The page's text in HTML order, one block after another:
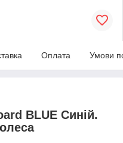
Оплата Умови
BLUE Синій.